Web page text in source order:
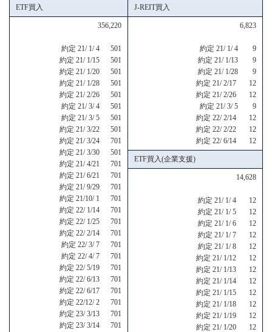
ETF買入 J-REIT買入
356,220
約定 21/ 1/ 4 501
約定 21/ 1/15 501
約定 21/ 1/20 501
約定 21/ 1/28 501
約定 21/ 2/26 501
約定 21/ 3/ 4 501
約定 21/ 3/ 5 501
約定 21/ 3/22 501
約定 21/ 3/24 701
約定 21/ 3/30 501
約定 21/ 4/21 701
約定 21/ 6/21 701
約定 21/ 9/29 701
約定 21/10/ 1 701
約定 22/ 1/14 701
約定 22/ 1/25 701
約定 22/ 2/14 701
約定 22/ 3/ 7 701
約定 22/ 4/ 7 701
約定 22/ 5/19 701
約定 22/ 6/13 701
約定 22/ 6/17 701
約定 22/12/ 2 701
約定 23/ 3/13 701
約定 23/ 3/14 701
6,823
約定 21/ 1/ 4 9
約定 21/ 1/13 9
約定 21/ 1/28 9
約定 21/ 2/17 12
約定 21/ 2/26 12
約定 21/ 3/ 5 9
約定 22/ 2/14 12
約定 22/ 2/22 12
約定 22/ 6/14 12
ETF買入(企業支援)
14,628
約定 21/ 1/ 4 12
約定 21/ 1/ 5 12
約定 21/ 1/ 6 12
約定 21/ 1/ 7 12
約定 21/ 1/ 8 12
約定 21/ 1/12 12
約定 21/ 1/13 12
約定 21/ 1/14 12
約定 21/ 1/15 12
約定 21/ 1/18 12
約定 21/ 1/19 12
約定 21/ 1/20 12